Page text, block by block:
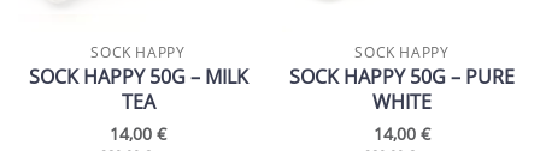
SOCK HAPPY
SOCK HAPPY 50G – MILK
TEA
14,00 €
SOCK HAPPY
SOCK HAPPY 50G – PURE
WHITE
14,00 €